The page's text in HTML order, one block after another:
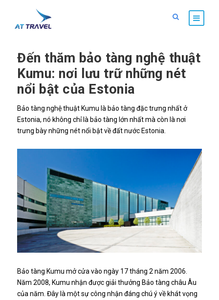
Đến thăm bảo tàng nghệ thuật
Kumu: nơi lưu trữ những nét
nổi bật của Estonia
Bảo tàng nghệ thuật Kumu là bảo tàng đặc trưng nhất ở
Estonia, nó không chỉ là bảo tàng lớn nhất mà còn là nơi
trưng bày những nét nổi bật về đất nước Estonia.
Bảo tàng Kumu mở cửa vào ngày 17 tháng 2 năm 2006.
Năm 2008, Kumu nhận được giải thưởng Bảo tàng châu Âu
của năm. Đây là một sự công nhận đáng chú ý về khát vọng